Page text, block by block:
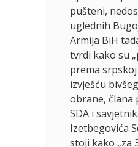
pušteni,
uglednih
Armija BiH
tvrdi kako su
prema
izvješću
obrane, člana
SDA i
Izetbegovića
stoji kako „za